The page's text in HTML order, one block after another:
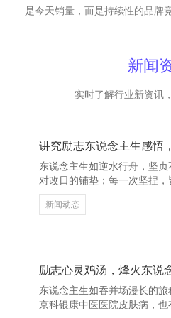
是今天销量，而是持续性的品牌
新闻
实时了解行业新资讯
东说念主生如逆水行舟，坚
对改日的铺垫；每一次坚捏，
计不会亏负奋力的东说念主，
中医医院皮肤病，咱们需要
属于我方的精彩。 调度当下
不要老是惊奇别东说念主的
有的。浮浅的日子，也能活
有光，眼下就有路。
新闻动态
东说念主生如吞并场漫长的
京科银康中医医院皮肤病，也